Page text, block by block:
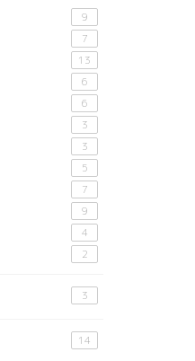
9
7
13
6
6
3
3
5
7
9
4
2
3
14